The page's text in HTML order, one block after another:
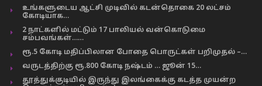
உங்களுடைய ஆட்சி முடிவில் கடன்தொகை 20 லட்சம்
கோடியாக…
2 நாட்களில் மட்டும் 17 பாலியல் வன்கொடுமை
சம்பவங்கள்……
ரூ.5 கோடி மதிப்பிலான போதை பொருட்கள் பறிமுதல் –…
வருடத்திற்கு ரூ.800 கோடி நஷ்டம் … ஜூன் 15…
தூத்துக்குடியில் இருந்து இலங்கைக்கு கடத்த முயன்ற